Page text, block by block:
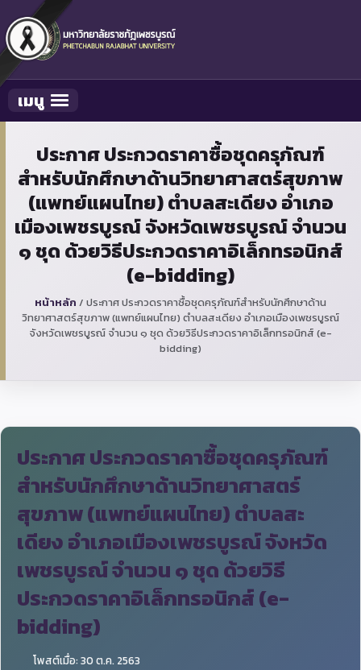
Toggle navigation
เมนู
ประกาศ ประกวดราคาซื้อชุดครุภัณฑ์
สำหรับนักศึกษาด้านวิทยาศาสตร์สุขภาพ
(แพทย์แผนไทย) ตำบลสะเดียง อำเภอ
เมืองเพชรบูรณ์ จังหวัดเพชรบูรณ์ จำนวน
๑ ชุด ด้วยวิธีประกวดราคาอิเล็กทรอนิกส์
(e-bidding)
หน้าหลัก / ประกาศ ประกวดราคาซื้อชุดครุภัณฑ์สำหรับนักศึกษาด้าน
วิทยาศาสตร์สุขภาพ (แพทย์แผนไทย) ตำบลสะเดียง อำเภอเมืองเพชรบูรณ์
จังหวัดเพชรบูรณ์ จำนวน ๑ ชุด ด้วยวิธีประกวดราคาอิเล็กทรอนิกส์ (e-
bidding)
ประกาศ ประกวดราคาซื้อชุดครุภัณฑ์
สำหรับนักศึกษาด้านวิทยาศาสตร์
สุขภาพ (แพทย์แผนไทย) ตำบลสะ
เดียง อำเภอเมืองเพชรบูรณ์ จังหวัด
เพชรบูรณ์ จำนวน ๑ ชุด ด้วยวิธี
ประกวดราคาอิเล็กทรอนิกส์ (e-
bidding)
โพสต์เมื่อ: 30 ต.ค. 2563